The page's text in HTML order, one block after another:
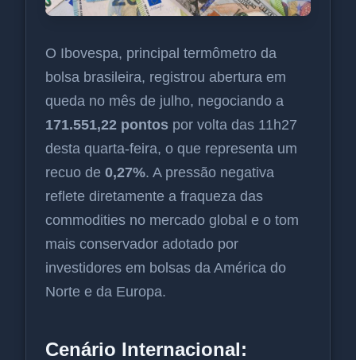
O Ibovespa, principal termômetro da
bolsa brasileira, registrou abertura em
queda no mês de julho, negociando a
171.551,22 pontos por volta das 11h27
desta quarta-feira, o que representa um
recuo de 0,27%. A pressão negativa
reflete diretamente a fraqueza das
commodities no mercado global e o tom
mais conservador adotado por
investidores em bolsas da América do
Norte e da Europa.
Cenário Internacional: